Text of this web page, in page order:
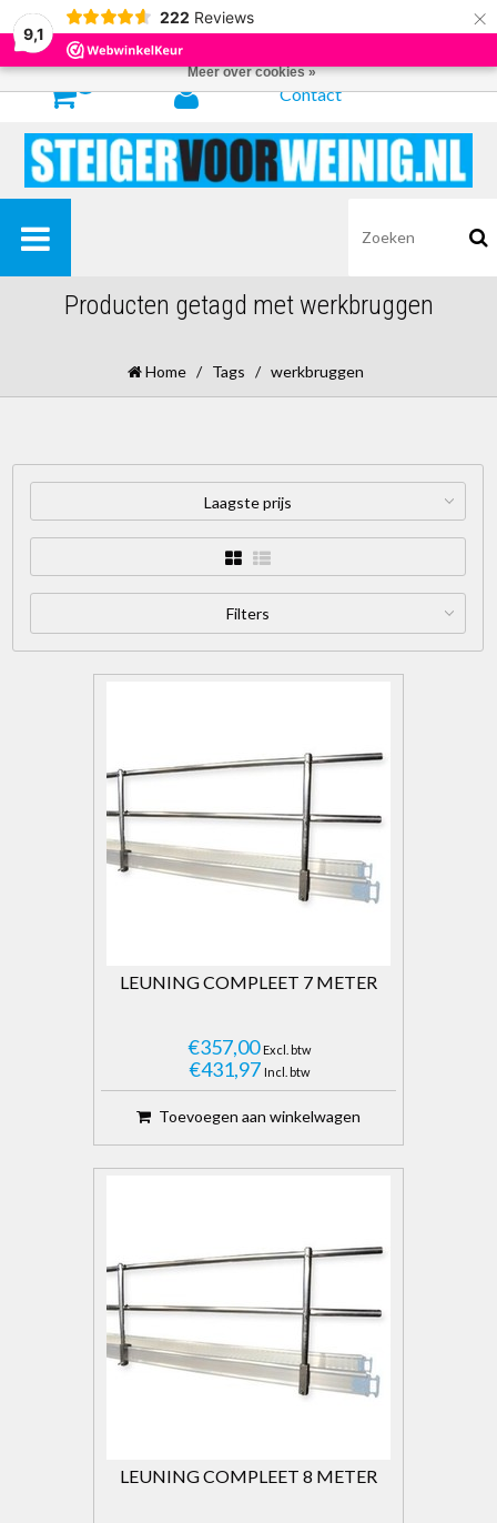
9,1
222 Reviews ×
Contact
Producten getagd met werkbruggen
Home / Tags / werkbruggen
Laagste prijs
Filters
LEUNING COMPLEET 7 METER
€357,00 Excl. btw
€431,97 Incl. btw
Toevoegen aan winkelwagen
LEUNING COMPLEET 8 METER
Door het gebruiken van onze website, ga je akkoord met het gebruik van
cookies om onze website te verbeteren.
Meer over cookies »